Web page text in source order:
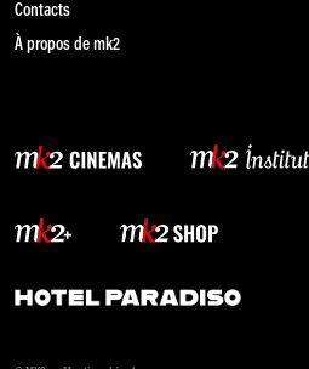
Contacts
À propos de mk2